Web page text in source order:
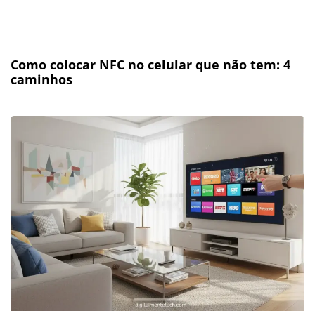
Como colocar NFC no celular que não tem: 4
caminhos